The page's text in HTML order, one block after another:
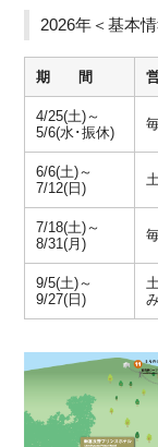
2026年＜基本情
期 間
4/25(土)～
5/6(水･振休)
6/6(土)～
7/12(日)
7/18(土)～
8/31(月)
9/5(土)～
9/27(日)